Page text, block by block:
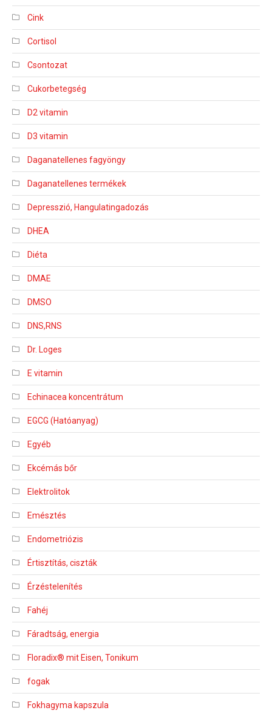
Cink
Cortisol
Csontozat
Cukorbetegség
D2 vitamin
D3 vitamin
Daganatellenes fagyöngy
Daganatellenes termékek
Depresszió, Hangulatingadozás
DHEA
Diéta
DMAE
DMSO
DNS,RNS
Dr. Loges
E vitamin
Echinacea koncentrátum
EGCG (Hatóanyag)
Egyéb
Ekcémás bőr
Elektrolitok
Emésztés
Endometriózis
Értisztítás, ciszták
Érzéstelenítés
Fahéj
Fáradtság, energia
Floradix® mit Eisen, Tonikum
fogak
Fokhagyma kapszula